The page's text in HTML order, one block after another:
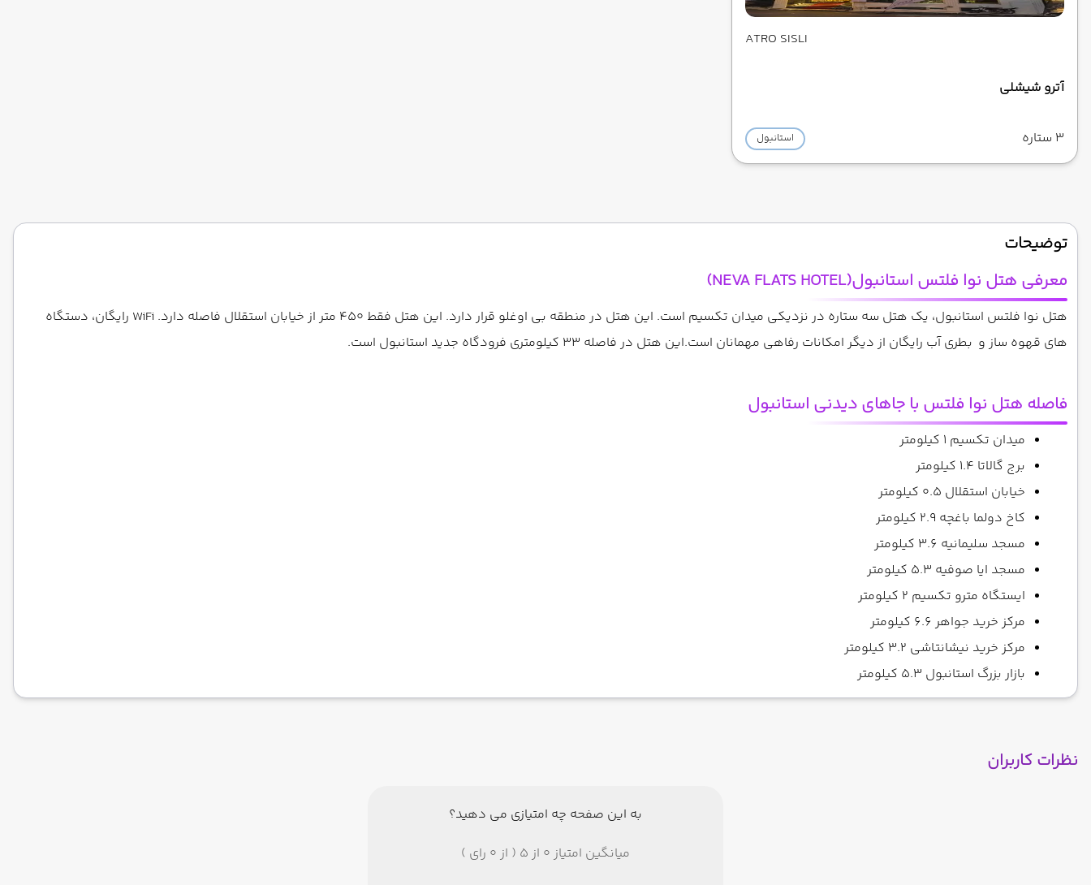
ATRO SISLI
آترو شیشلی
3 ستاره استانبول
توضیحات
معرفی هتل نوا فلتس استانبول(NEVA FLATS HOTEL)
هتل نوا فلتس استانبول، یک هتل سه ستاره در نزدیکی میدان تکسیم است. این هتل در منطقه بی اوغلو قرار دارد. این هتل فقط 450 متر از خیابان استقلال فاصله دارد. WiFi رایگان، دستگاه
های قهوه ساز و بطری آب رایگان از دیگر امکانات رفاهی مهمانان است.این هتل در فاصله 33 کیلومتری فرودگاه جدید استانبول است.
فاصله هتل نوا فلتس با جاهای دیدنی استانبول
میدان تکسیم 1 کیلومتر
برج گالاتا 1.4 کیلومتر
خیابان استقلال 0.5 کیلومتر
کاخ دولما باغچه 2.9 کیلومتر
مسجد سلیمانیه 3.6 کیلومتر
مسجد ایا صوفیه 5.3 کیلومتر
ایستگاه مترو تکسیم 2 کیلومتر
مرکز خرید جواهر 6.6 کیلومتر
مرکز خرید نیشانتاشی 3.2 کیلومتر
بازار بزرگ استانبول 5.3 کیلومتر
نظرات کاربران
به این صفحه چه امتیازی می دهید؟
میانگین امتیاز 0 از 5 ( از 0 رای )